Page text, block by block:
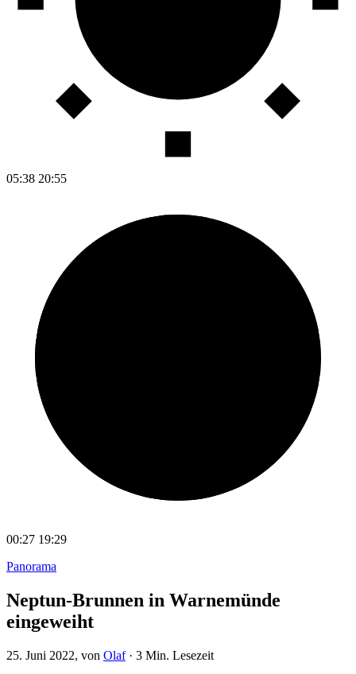
05:38 20:55
00:27 19:29
Panorama
Neptun-Brunnen in Warnemünde
eingeweiht
25. Juni 2022, von Olaf· 3 Min. Lesezeit